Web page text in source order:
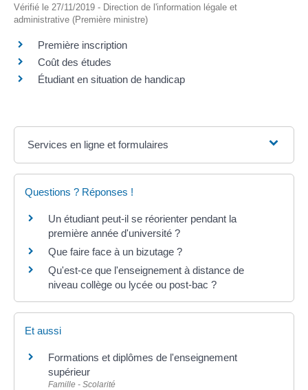
Vérifié le 27/11/2019 - Direction de l'information légale et
administrative (Première ministre)
Première inscription
Coût des études
Étudiant en situation de handicap
Services en ligne et formulaires
Questions ? Réponses !
Un étudiant peut-il se réorienter pendant la
première année d'université ?
Que faire face à un bizutage ?
Qu'est-ce que l'enseignement à distance de
niveau collège ou lycée ou post-bac ?
Et aussi
Formations et diplômes de l'enseignement
supérieur
Famille - Scolarité